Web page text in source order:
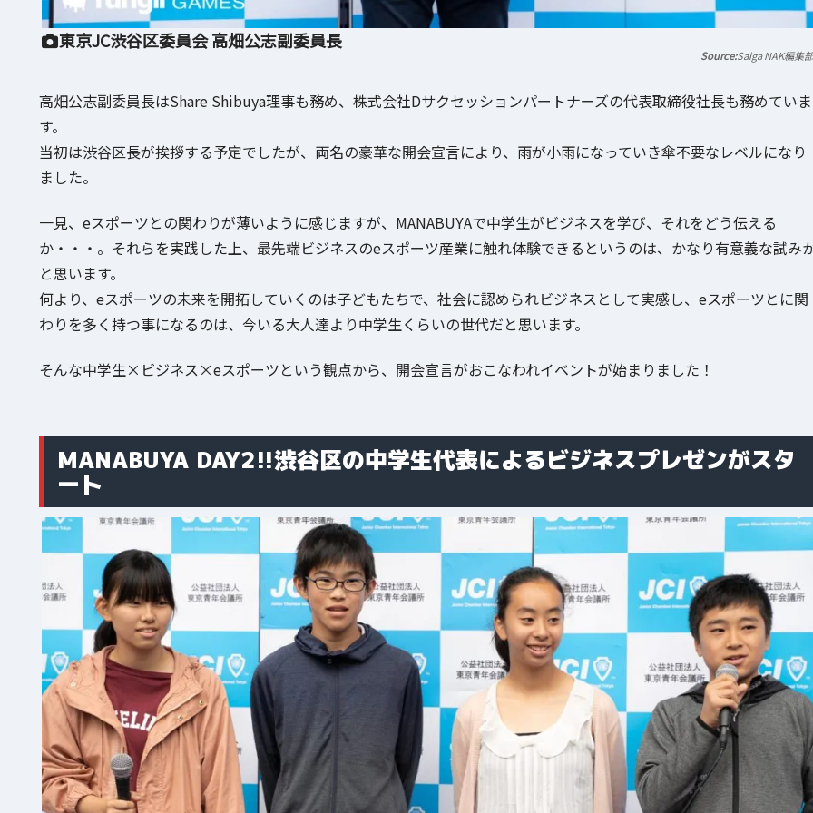
東京JC渋谷区委員会 高畑公志副委員長
Saiga NAK編集部
高畑公志副委員長はShare Shibuya理事も務め、株式会社Dサクセッションパートナーズの代表取締役社長も務めていま
す。
当初は渋谷区長が挨拶する予定でしたが、両名の豪華な開会宣言により、雨が小雨になっていき傘不要なレベルになり
ました。
一見、eスポーツとの関わりが薄いように感じますが、MANABUYAで中学生がビジネスを学び、それをどう伝える
か・・・。それらを実践した上、最先端ビジネスのeスポーツ産業に触れ体験できるというのは、かなり有意義な試み
と思います。
何より、eスポーツの未来を開拓していくのは子どもたちで、社会に認められビジネスとして実感し、eスポーツとに関
わりを多く持つ事になるのは、今いる大人達より中学生くらいの世代だと思います。
そんな中学生×ビジネス×eスポーツという観点から、開会宣言がおこなわれイベントが始まりました！
MANABUYA DAY2!!渋谷区の中学生代表によるビジネスプレゼンがスタ
ート